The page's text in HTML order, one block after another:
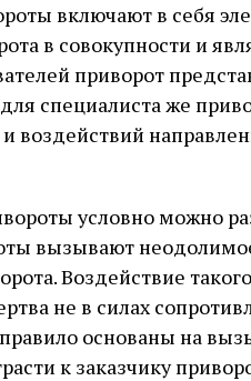
включают в себя
в совокупности и
приворот
специалиста же
воздействий
условно можно
вызывают
Воздействие
не в силах
основаны на
к заказчику